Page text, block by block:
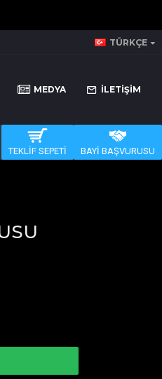
TÜRKÇE
MEDYA İLETİŞİM
TEKLİF SEPETİ
BAYİ BAŞVURUSU